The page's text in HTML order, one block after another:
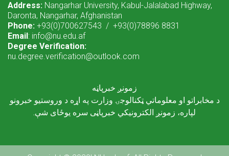
Address: Nangarhar University, Kabul-Jalalabad Highway,
Daronta, Nangarhar, Afghanistan
Phone: +93(0)700627543 / +93(0)78896 8831
Email : info@nu.edu.af
Degree Verification:
nu.degree.verification@outlook.com
زمونږ خبرپاڼه
د مخابراتو او معلوماتي ټکنالوجۍ وزارت په اړه د وروستیو خبرونو
لپاره، زمونږ الکترونیکي خبرپاڼی سره یوځای شې.